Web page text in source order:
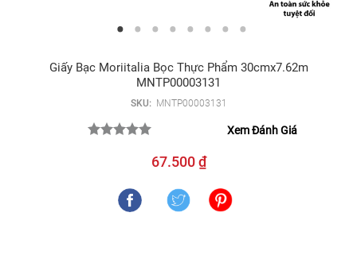
Giấy Bạc Moriitalia Bọc Thực Phẩm 30cmx7.62m
MNTP00003131
SKU: MNTP00003131
Xem Đánh Giá
67.500 ₫